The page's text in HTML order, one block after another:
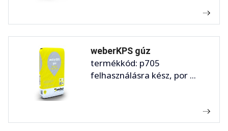
weberKPS gúz
termékkód: p705
felhasználásra kész, por ...